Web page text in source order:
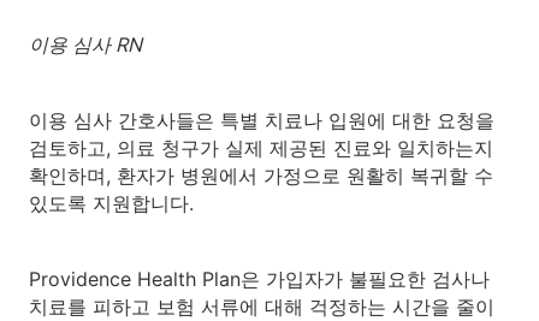
이용 심사 RN
이용 심사 간호사들은 특별 치료나 입원에 대한 요청을
검토하고, 의료 청구가 실제 제공된 진료와 일치하는지
확인하며, 환자가 병원에서 가정으로 원활히 복귀할 수
있도록 지원합니다.
Providence Health Plan은 가입자가 불필요한 검사나
치료를 피하고 보험 서류에 대해 걱정하는 시간을 줄이